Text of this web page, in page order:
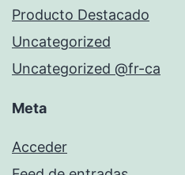
Producto Destacado
Uncategorized
Uncategorized @fr-ca
Meta
Acceder